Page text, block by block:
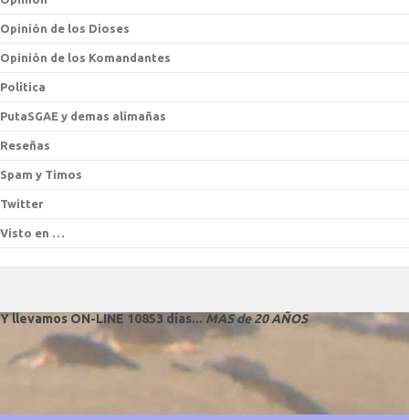
Opinión de los Dioses
Opinión de los Komandantes
Politica
PutaSGAE y demas alimañas
Reseñas
Spam y Timos
Twitter
Visto en …
Y llevamos ON-LINE 10853 días... MAS de 20 AÑOS